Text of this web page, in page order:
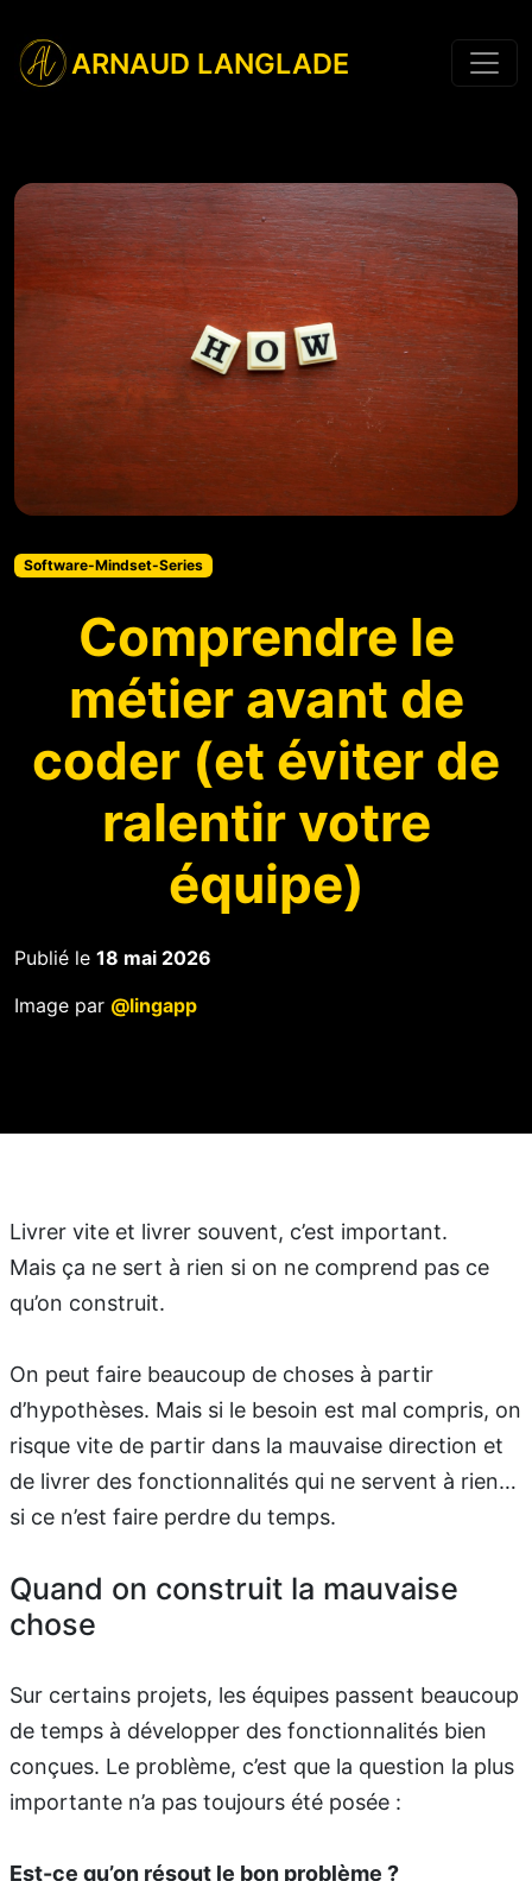
ARNAUD LANGLADE
Software-Mindset-Series
Comprendre le
métier avant de
coder (et éviter de
ralentir votre
équipe)
Publié le 18 mai 2026
Image par @lingapp
Livrer vite et livrer souvent, c’est important.
Mais ça ne sert à rien si on ne comprend pas ce
qu’on construit.
On peut faire beaucoup de choses à partir
d’hypothèses. Mais si le besoin est mal compris, on
risque vite de partir dans la mauvaise direction et
de livrer des fonctionnalités qui ne servent à rien…
si ce n’est faire perdre du temps.
Quand on construit la mauvaise
chose
Sur certains projets, les équipes passent beaucoup
de temps à développer des fonctionnalités bien
conçues. Le problème, c’est que la question la plus
importante n’a pas toujours été posée :
Est-ce qu’on résout le bon problème ?